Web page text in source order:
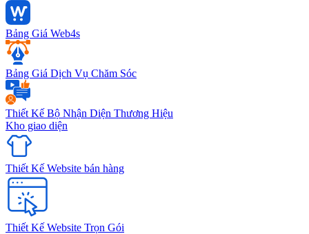
Bảng Giá Web4s
Bảng Giá Dịch Vụ Chăm Sóc
Thiết Kế Bộ Nhận Diện Thương Hiệu
Kho giao diện
Thiết Kế Website bán hàng
Thiết Kế Website Trọn Gói